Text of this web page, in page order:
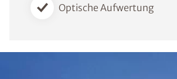
Optische Aufwertung